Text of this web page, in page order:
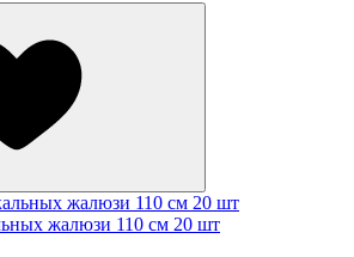
жалюзи 110 см 20 шт